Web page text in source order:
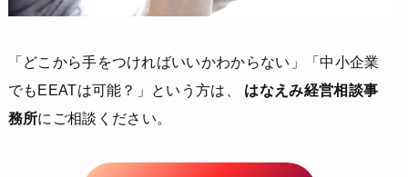
「どこから手をつければいいかわからない」「中小企業
でもEEATは可能？」という方は、 はなえみ経営相談事
務所にご相談ください。